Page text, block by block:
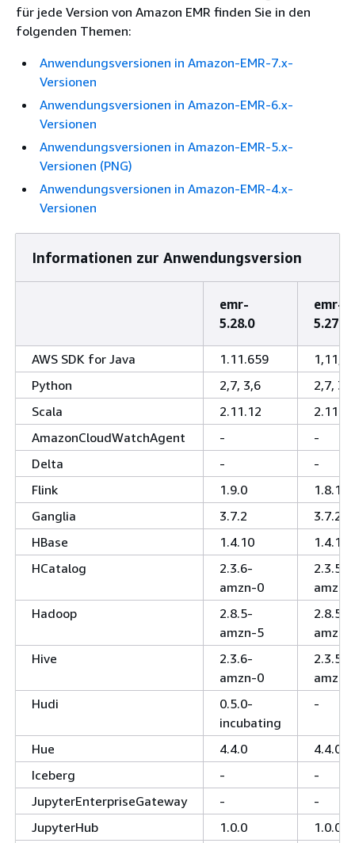
für jede Version von Amazon EMR finden Sie in den
folgenden Themen:
Anwendungsversionen in Amazon-EMR-7.x-
Versionen
Anwendungsversionen in Amazon-EMR-6.x-
Versionen
Anwendungsversionen in Amazon-EMR-5.x-
Versionen (PNG)
Anwendungsversionen in Amazon-EMR-4.x-
Versionen
Informationen zur Anwendungsversion
emr-
5.28.0
emr-
5.27.1
AWS SDK for Java 1.11.659
Python
2,7, 3,6
2,7, 3,6
Scala
2.11.12
2.11.12
AmazonCloudWatchAgent
-
-
Delta
-
-
Flink
1.9.0
1.8.1
Ganglia
3.7.2
3.7.2
HBase
1.4.10
1.4.10
HCatalog
2.3.6-
amzn-0
2.3.5-
amzn-
Hadoop
2.8.5-
amzn-5
2.8.5-
amzn-
Hive
2.3.6-
amzn-0
2.3.5-
amzn-
Hudi
0.5.0-
incubating
-
Hue 4.4.0
4.4.0
Iceberg
-
-
JupyterEnterpriseGateway
-
-
JupyterHub
1.0.0
1.0.0